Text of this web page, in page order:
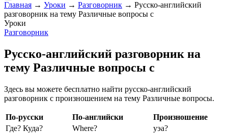
Главная → Уроки → Разговорник → Русско-английский
разговорник на тему Различные вопросы с
Уроки
Разговорник
Русско-английский разговорник на
тему Различные вопросы с
Здесь вы можете бесплатно найти русско-английский
разговорник с произношением на тему Различные вопросы.
По-русски По-английски
Произношение
Где? Куда?
Where?
уэа?